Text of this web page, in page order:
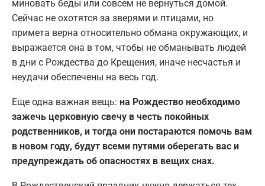
миновать беды или совсем не вернуться домой.
Сейчас не охотятся за зверями и птицами, но
примета верна относительно обмана окружающих, и
выражается она в том, чтобы не обманывать людей
в дни с Рождества до Крещения, иначе несчастья и
неудачи обеспечены на весь год.
Еще одна важная вещь: на Рождество необходимо
зажечь церковную свечу в честь покойных
родственников, и тогда они постараются помочь вам
в новом году, будут всеми путями оберегать вас и
предупреждать об опасностях в вещих снах.